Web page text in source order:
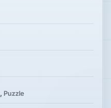
, Puzzle